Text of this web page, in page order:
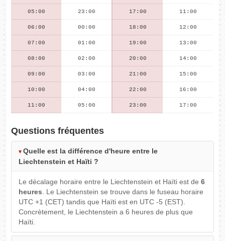
05:00 23:00 17:00 11:00
06:00 00:00 18:00 12:00
07:00 01:00 19:00 13:00
08:00 02:00 20:00 14:00
09:00 03:00 21:00 15:00
10:00 04:00 22:00 16:00
11:00 05:00 23:00 17:00
Questions fréquentes
Quelle est la différence d'heure entre le
Liechtenstein et Haïti ?
Le décalage horaire entre le Liechtenstein et Haïti est de6
heures. Le Liechtenstein se trouve dans le fuseau horaire
UTC +1 (CET) tandis que Haïti est en UTC -5 (EST).
Concrètement, le Liechtenstein a 6 heures de plus que
Haïti.